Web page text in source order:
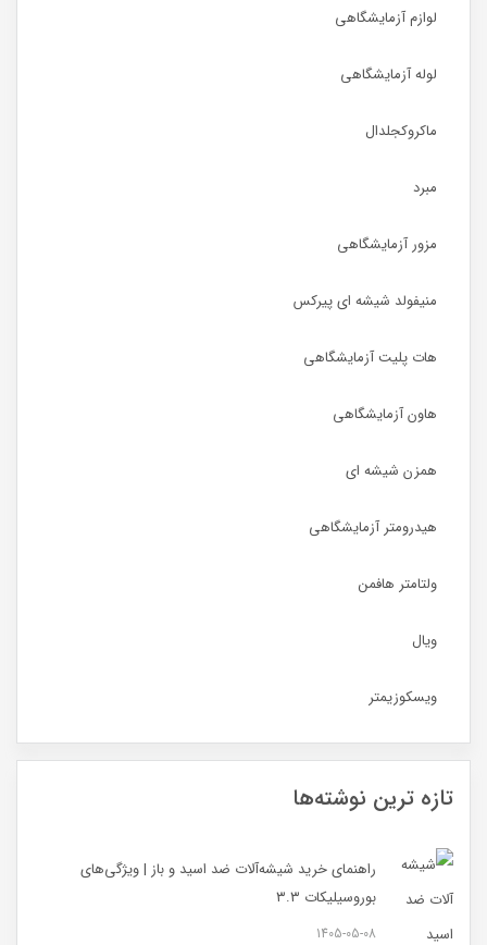
لوازم آزمایشگاهی
لوله آزمایشگاهی
ماکروکجلدال
مبرد
مزور آزمایشگاهی
منیفولد شیشه ای پیرکس
هات پلیت آزمایشگاهی
هاون آزمایشگاهی
همزن شیشه ای
هیدرومتر آزمایشگاهی
ولتامتر هافمن
ویال
ویسکوزیمتر
تازه ترین نوشته‌ها
راهنمای خرید شیشه‌آلات ضد اسید و باز | ویژگی‌های
بوروسیلیکات ۳.۳
1405-05-08